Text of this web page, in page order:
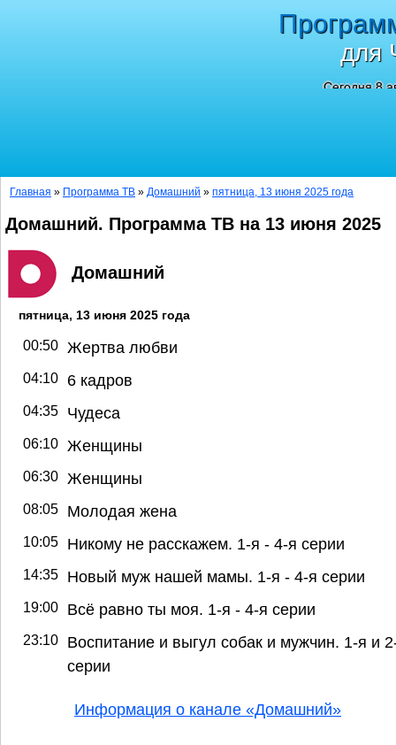
для
Сегодня 8
Главная » Программа ТВ » Домашний » пятница, 13 июня 2025 года
Домашний. Программа ТВ на 13 июня 2025
Домашний
пятница, 13 июня 2025 года
00:50 Жертва любви
04:10 6 кадров
04:35 Чудеса
06:10 Женщины
06:30 Женщины
08:05 Молодая жена
10:05 Никому не расскажем. 1-я - 4-я серии
14:35 Новый муж нашей мамы. 1-я - 4-я серии
19:00 Всё равно ты моя. 1-я - 4-я серии
23:10
Воспитание и выгул собак и мужчин. 1-я и
серии
Информация о канале «Домашний»